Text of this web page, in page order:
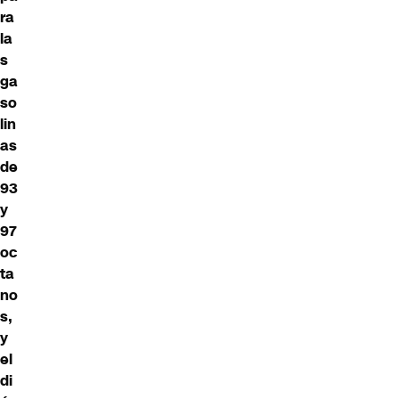
ra
la
s
ga
so
lin
as
de
93
y
97
oc
ta
no
s,
y
el
di